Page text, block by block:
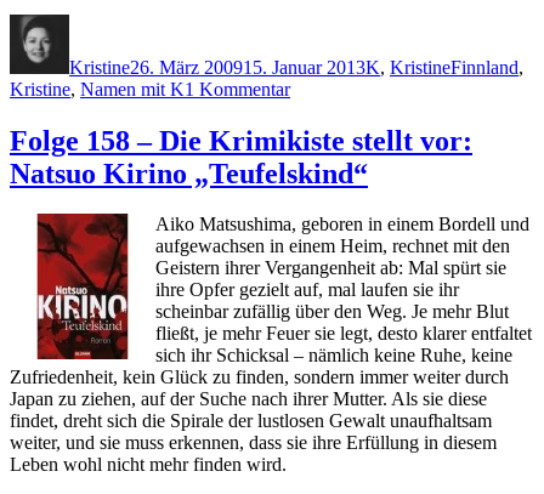
Kristine26. März 200915. Januar 2013K, KristineFinnland,
Kristine, Namen mit K1 Kommentarzu
170:
Pentti
Kirstilä
Klirrender
Frost
Folge 158 – Die Krimikiste stellt vor:
Natsuo Kirino „Teufelskind“
Aiko Matsushima, geboren in einem Bordell und
aufgewachsen in einem Heim, rechnet mit den
Geistern ihrer Vergangenheit ab: Mal spürt sie
ihre Opfer gezielt auf, mal laufen sie ihr
scheinbar zufällig über den Weg. Je mehr Blut
fließt, je mehr Feuer sie legt, desto klarer entfaltet
sich ihr Schicksal – nämlich keine Ruhe, keine
Zufriedenheit, kein Glück zu finden, sondern immer weiter durch
Japan zu ziehen, auf der Suche nach ihrer Mutter. Als sie diese
findet, dreht sich die Spirale der lustlosen Gewalt unaufhaltsam
weiter, und sie muss erkennen, dass sie ihre Erfüllung in diesem
Leben wohl nicht mehr finden wird.